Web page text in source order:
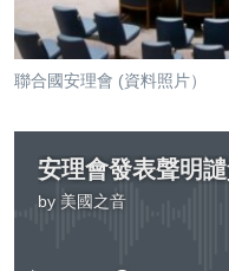
檢
索
國際
經貿
VOA 60秒 (國際)
時事經緯
國語
聯合國安理會 (資料照片）
安理會發表聲明
by 美國之音